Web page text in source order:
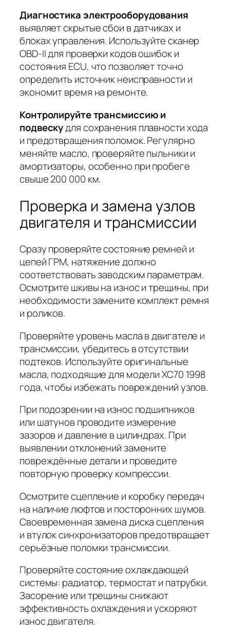
Диагностика электрооборудования
выявляет скрытые сбои в датчиках и
блоках управления. Используйте сканер
OBD-II для проверки кодов ошибок и
состояния ECU, что позволяет точно
определить источник неисправности и
экономит время на ремонте.
Контролируйте трансмиссию и
подвескудля сохранения плавности хода
и предотвращения поломок.Регулярно
меняйте масло, проверяйте пыльники и
амортизаторы, особенно при пробеге
свыше 200 000 км.
Проверка и замена узлов
двигателя и трансмиссии
Сразу проверяйте состояние ремней и
цепей ГРМ, натяжение должно
соответствовать заводским параметрам.
Осмотрите шкивы на износ и трещины, при
необходимости замените комплект ремня
и роликов.
Проверяйте уровень масла в двигателе и
трансмиссии, убедитесь в отсутствии
подтеков. Используйте оригинальные
масла, подходящие для модели XC70 1998
года, чтобы избежать повреждений узлов.
При подозрении на износ подшипников
или шатунов проводите измерение
зазоров и давление в цилиндрах. При
выявлении отклонений замените
повреждённые детали и проведите
повторную проверку компрессии.
Осмотрите сцепление и коробку передач
на наличие люфтов и посторонних шумов.
Своевременная замена диска сцепления
и втулок синхронизаторов предотвращает
серьёзные поломки трансмиссии.
Проверяйте состояние охлаждающей
системы: радиатор, термостат и патрубки.
Засорение или трещины снижают
эффективность охлаждения и ускоряют
износ двигателя.